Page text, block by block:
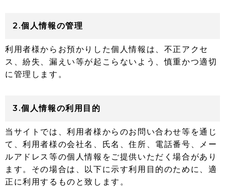
2.個人情報の管理
利用者様からお預かりした個人情報は、不正アクセ
ス、紛失、漏えい等が起こらないよう、慎重かつ適切
に管理します。
3.個人情報の利用目的
当サイトでは、利用者様からのお問い合わせ等を通じ
て、利用者様の会社名、氏名、住所、電話番号、メー
ルアドレス等の個人情報をご提供いただく場合があり
ます。その場合は、以下に示す利用目的のために、適
正に利用するものと致します。